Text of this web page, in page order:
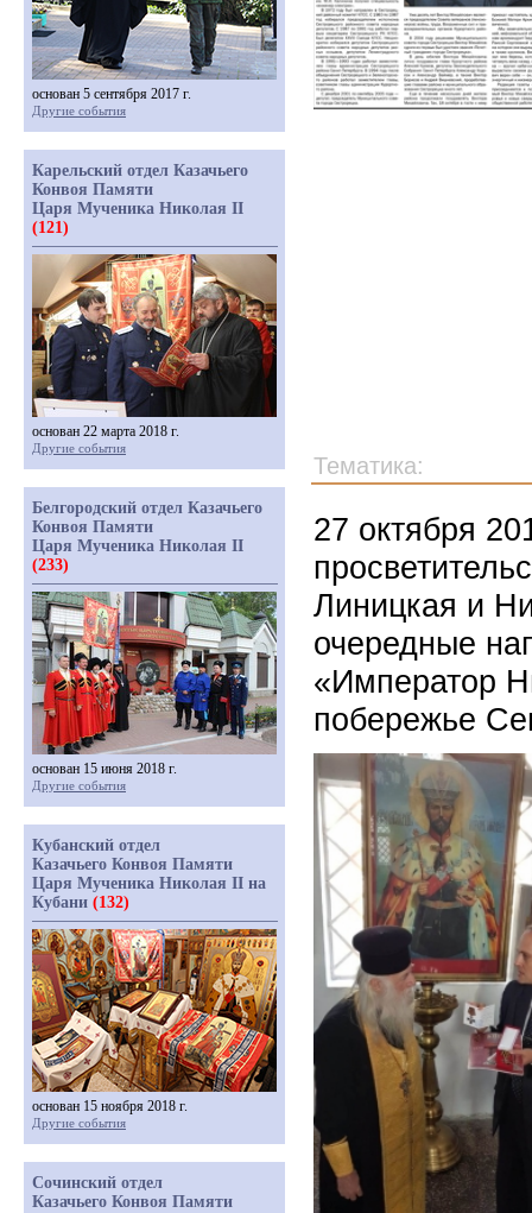
Тематика:
27 октября
Линицкая и
очередные
«Император
побережье
основан 5 сентября 2017 г.
Другие события
Карельский отдел Казачьего
Конвоя Памяти
Царя Мученика Николая II
(121)
основан 22 марта 2018 г.
Другие события
Белгородский отдел Казачьего
Конвоя Памяти
Царя Мученика Николая II
(233)
основан 15 июня 2018 г.
Другие события
Кубанский отдел
Казачьего Конвоя Памяти
Царя Мученика Николая II на
Кубани (132)
основан 15 ноября 2018 г.
Другие события
Сочинский отдел
Казачьего Конвоя Памяти